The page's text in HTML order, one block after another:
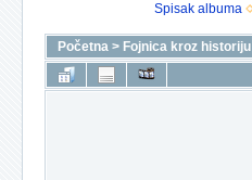
Spisak albuma
Početna > Fojnica kroz historiju